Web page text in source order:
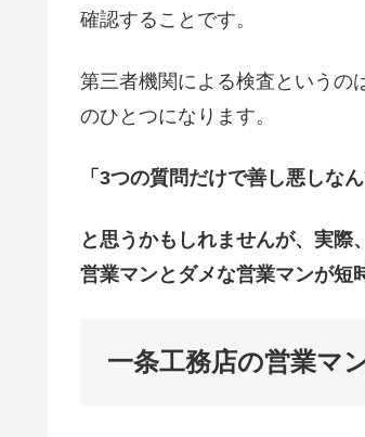
確認することです。
第三者機関による検査というの
のひとつになります。
「3つの質問だけで善し悪しな
と思うかもしれませんが、実
営業マンとダメな営業マンが短
一条工務店の営業マ